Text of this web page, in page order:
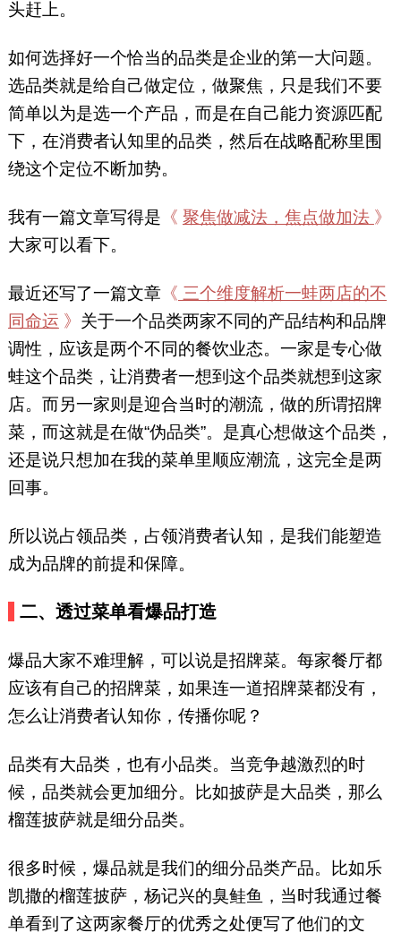
头赶上。
如何选择好一个恰当的品类是企业的第一大问题。
选品类就是给自己做定位，做聚焦，只是我们不要
简单以为是选一个产品，而是在自己能力资源匹配
下，在消费者认知里的品类，然后在战略配称里围
绕这个定位不断加势。
我有一篇文章写得是 《 聚焦做减法，焦点做加法 》
大家可以看下。
最近还写了一篇文章《 三个维度解析一蛙两店的不
同命运 》 关于一个品类两家不同的产品结构和品牌
调性，应该是两个不同的餐饮业态。一家是专心做
蛙这个品类，让消费者一想到这个品类就想到这家
店。而另一家则是迎合当时的潮流，做的所谓招牌
菜，而这就是在做“伪品类”。是真心想做这个品类，
还是说只想加在我的菜单里顺应潮流，这完全是两
回事。
所以说占领品类，占领消费者认知，是我们能塑造
成为品牌的前提和保障。
二、透过菜单看爆品打造
爆品大家不难理解，可以说是招牌菜。每家餐厅都
应该有自己的招牌菜，如果连一道招牌菜都没有，
怎么让消费者认知你，传播你呢？
品类有大品类，也有小品类。当竞争越激烈的时
候，品类就会更加细分。比如披萨是大品类，那么
榴莲披萨就是细分品类。
很多时候，爆品就是我们的细分品类产品。比如乐
凯撒的榴莲披萨，杨记兴的臭鲑鱼，当时我通过餐
单看到了这两家餐厅的优秀之处便写了他们的文